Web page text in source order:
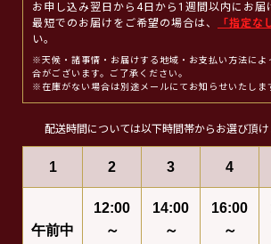
お申し込み翌日から4日から1週間以内にお届
最短でのお届けをご希望の場合は、
「指定な
い。
※天候・諸事情・お届けする地域・お支払い方法によ
合がございます。ご了承ください。
※在庫がない場合は別途メールにてお知らせいたしま
配送時間については以下時間帯からお選び頂け
1 2 3 4
午前中
12:00
～
14:00
～
16:00
～